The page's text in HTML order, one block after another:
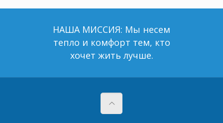
НАША МИССИЯ: Мы несем
тепло и комфорт тем, кто
хочет жить лучше.